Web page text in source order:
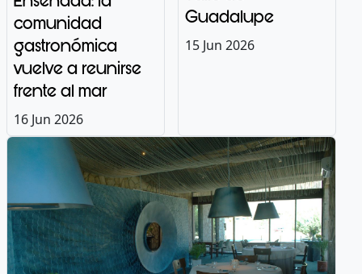
comunidad
gastronómica
vuelve a reunirse
frente al mar
16 Jun 2026
Guadalupe
15 Jun 2026